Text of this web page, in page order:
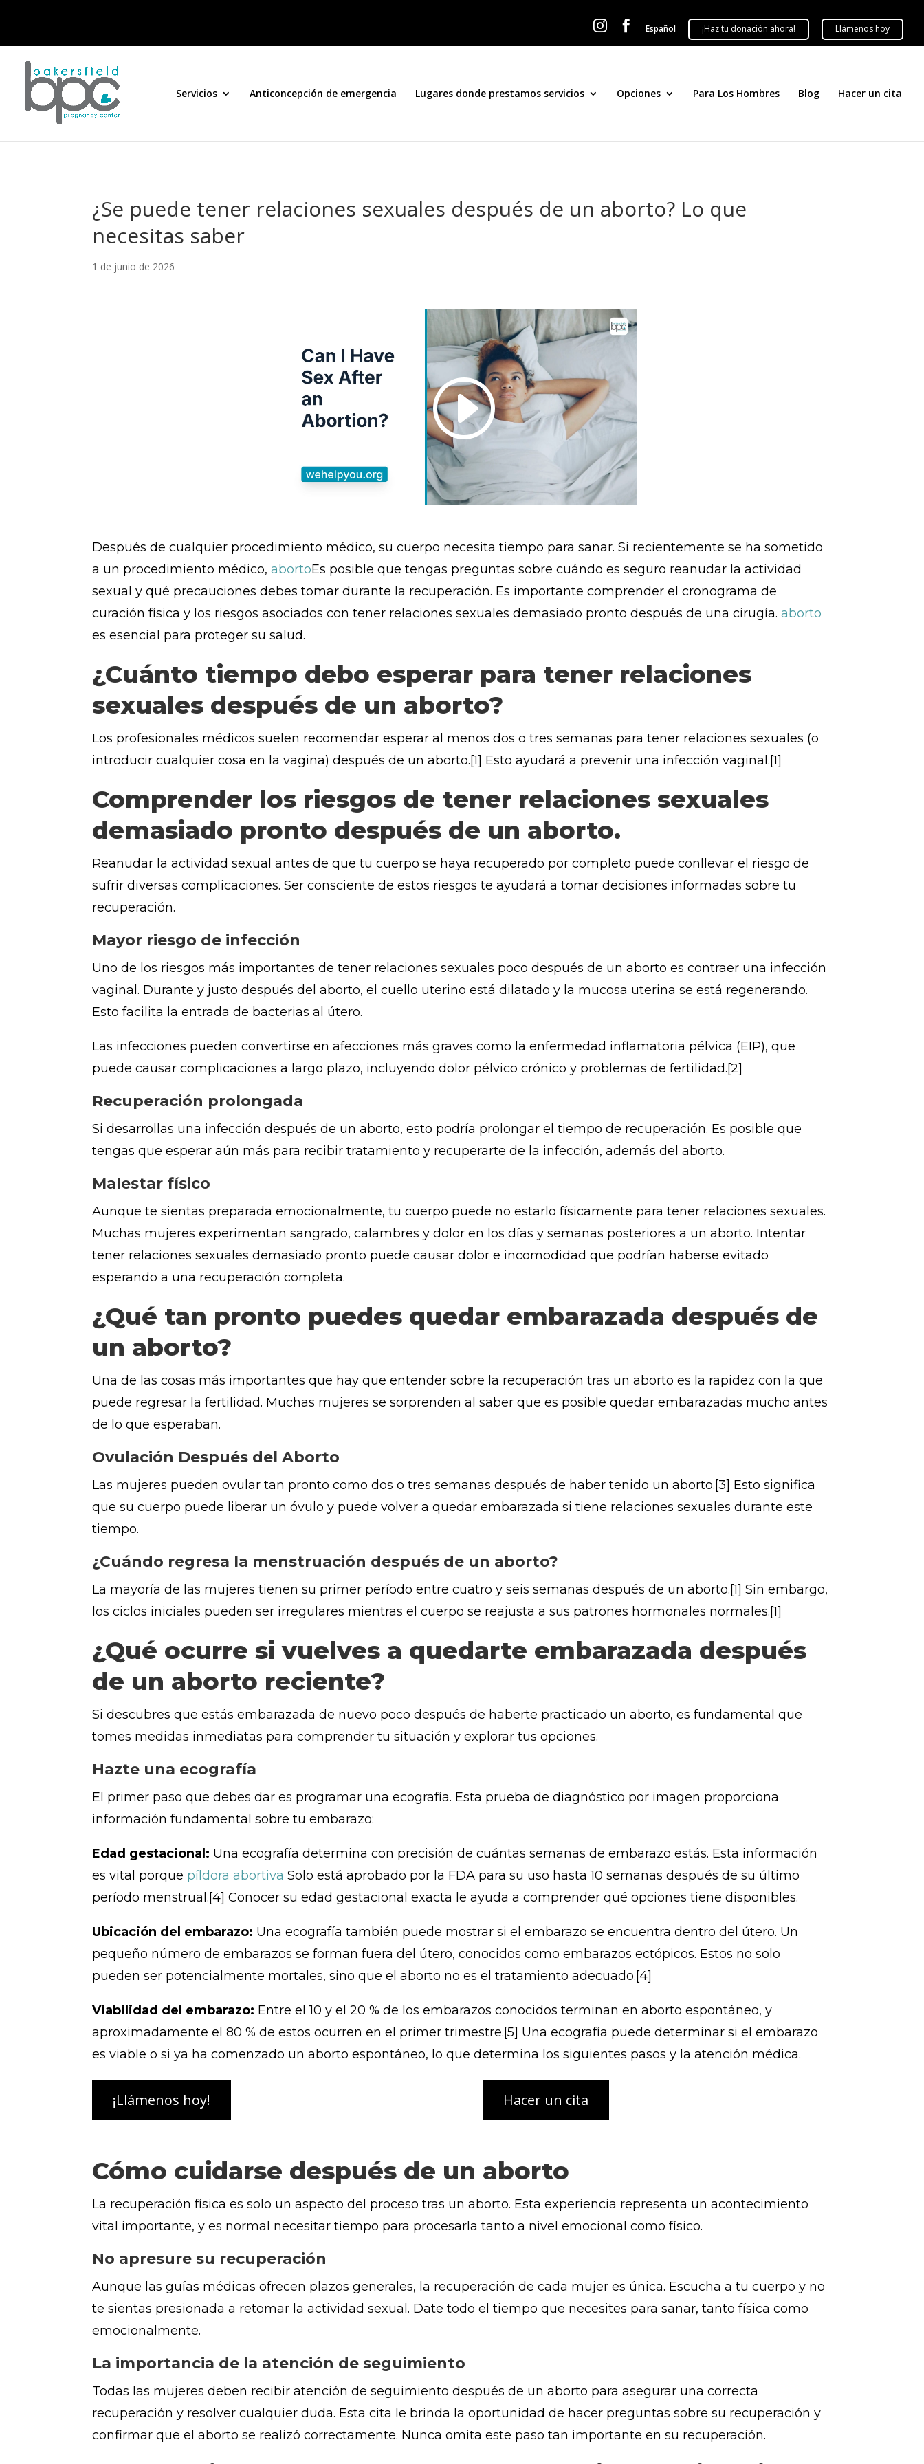
  Español
Servicios Anticoncepción de emergencia Lugares donde prestamos servicios Opciones Para Los Hombres Blog Hacer un cita
¿Se puede tener relaciones sexuales después de un aborto? Lo que
necesitas saber
1 de junio de 2026
Después de cualquier procedimiento médico, su cuerpo necesita tiempo para sanar. Si recientemente se ha sometido
a un procedimiento médico,abortoEs posible que tengas preguntas sobre cuándo es seguro reanudar la actividad
sexual y qué precauciones debes tomar durante la recuperación. Es importante comprender el cronograma de
curación física y los riesgos asociados con tener relaciones sexuales demasiado pronto después de una cirugía.aborto
es esencial para proteger su salud.
¿Cuánto tiempo debo esperar para tener relaciones
sexuales después de un aborto?
Los profesionales médicos suelen recomendar esperar al menos dos o tres semanas para tener relaciones sexuales (o
introducir cualquier cosa en la vagina) después de un aborto.[1] Esto ayudará a prevenir una infección vaginal.[1]
Comprender los riesgos de tener relaciones sexuales
demasiado pronto después de un aborto.
Reanudar la actividad sexual antes de que tu cuerpo se haya recuperado por completo puede conllevar el riesgo de
sufrir diversas complicaciones. Ser consciente de estos riesgos te ayudará a tomar decisiones informadas sobre tu
recuperación.
Mayor riesgo de infección
Uno de los riesgos más importantes de tener relaciones sexuales poco después de un aborto es contraer una infección
vaginal. Durante y justo después del aborto, el cuello uterino está dilatado y la mucosa uterina se está regenerando.
Esto facilita la entrada de bacterias al útero.
Las infecciones pueden convertirse en afecciones más graves como la enfermedad inflamatoria pélvica (EIP), que
puede causar complicaciones a largo plazo, incluyendo dolor pélvico crónico y problemas de fertilidad.[2]
Recuperación prolongada
Si desarrollas una infección después de un aborto, esto podría prolongar el tiempo de recuperación. Es posible que
tengas que esperar aún más para recibir tratamiento y recuperarte de la infección, además del aborto.
Malestar físico
Aunque te sientas preparada emocionalmente, tu cuerpo puede no estarlo físicamente para tener relaciones sexuales.
Muchas mujeres experimentan sangrado, calambres y dolor en los días y semanas posteriores a un aborto. Intentar
tener relaciones sexuales demasiado pronto puede causar dolor e incomodidad que podrían haberse evitado
esperando a una recuperación completa.
¿Qué tan pronto puedes quedar embarazada después de
un aborto?
Una de las cosas más importantes que hay que entender sobre la recuperación tras un aborto es la rapidez con la que
puede regresar la fertilidad. Muchas mujeres se sorprenden al saber que es posible quedar embarazadas mucho antes
de lo que esperaban.
Ovulación Después del Aborto
Las mujeres pueden ovular tan pronto como dos o tres semanas después de haber tenido un aborto.[3] Esto significa
que su cuerpo puede liberar un óvulo y puede volver a quedar embarazada si tiene relaciones sexuales durante este
tiempo.
¿Cuándo regresa la menstruación después de un aborto?
La mayoría de las mujeres tienen su primer período entre cuatro y seis semanas después de un aborto.[1] Sin embargo,
los ciclos iniciales pueden ser irregulares mientras el cuerpo se reajusta a sus patrones hormonales normales.[1]
¿Qué ocurre si vuelves a quedarte embarazada después
de un aborto reciente?
Si descubres que estás embarazada de nuevo poco después de haberte practicado un aborto, es fundamental que
tomes medidas inmediatas para comprender tu situación y explorar tus opciones.
Hazte una ecografía
El primer paso que debes dar es programar una ecografía. Esta prueba de diagnóstico por imagen proporciona
información fundamental sobre tu embarazo:
Edad gestacional: Una ecografía determina con precisión de cuántas semanas de embarazo estás. Esta información
es vital porque píldora abortiva Solo está aprobado por la FDA para su uso hasta 10 semanas después de su último
período menstrual.[4] Conocer su edad gestacional exacta le ayuda a comprender qué opciones tiene disponibles.
Ubicación del embarazo: Una ecografía también puede mostrar si el embarazo se encuentra dentro del útero. Un
pequeño número de embarazos se forman fuera del útero, conocidos como embarazos ectópicos. Estos no solo
pueden ser potencialmente mortales, sino que el aborto no es el tratamiento adecuado.[4]
Viabilidad del embarazo: Entre el 10 y el 20 % de los embarazos conocidos terminan en aborto espontáneo, y
aproximadamente el 80 % de estos ocurren en el primer trimestre.[5] Una ecografía puede determinar si el embarazo
es viable o si ya ha comenzado un aborto espontáneo, lo que determina los siguientes pasos y la atención médica.
Cómo cuidarse después de un aborto
La recuperación física es solo un aspecto del proceso tras un aborto. Esta experiencia representa un acontecimiento
vital importante, y es normal necesitar tiempo para procesarla tanto a nivel emocional como físico.
No apresure su recuperación
Aunque las guías médicas ofrecen plazos generales, la recuperación de cada mujer es única. Escucha a tu cuerpo y no
te sientas presionada a retomar la actividad sexual. Date todo el tiempo que necesites para sanar, tanto física como
emocionalmente.
La importancia de la atención de seguimiento
Todas las mujeres deben recibir atención de seguimiento después de un aborto para asegurar una correcta
recuperación y resolver cualquier duda. Esta cita le brinda la oportunidad de hacer preguntas sobre su recuperación y
confirmar que el aborto se realizó correctamente. Nunca omita este paso tan importante en su recuperación.